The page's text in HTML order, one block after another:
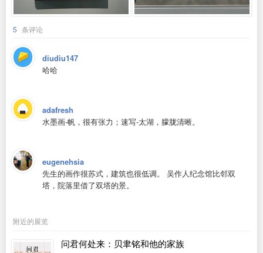
5 条评论
diudiu147
哈哈
adafresh
水墨画-帆，很有张力；速写-太湖，朦胧清晰。
eugenehsia
先生的画作很苏式，建筑也很低调。 吴作人纪念馆比邻双
塔，院落里借了双塔的景。
附近的展览
问君何处来：贝聿铭和他的家族